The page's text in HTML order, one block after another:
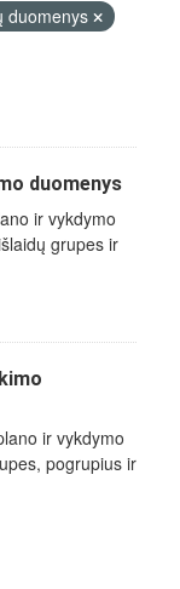
duomenys
duomenys
ir vykdymo
grupes ir
ir vykdymo
pogrupius ir